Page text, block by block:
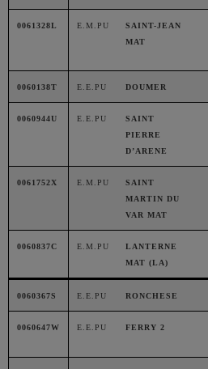
0061328L E.M.PU
SAINT-JEAN
MAT
0060138T E.E.PU DOUMER
0060944U E.E.PU
SAINT
PIERRE
D’ARENE
0061752X E.M.PU
SAINT
MARTIN DU
VAR MAT
0060837C E.M.PU
LANTERNE
MAT (LA)
0060367S E.E.PU RONCHESE
0060647W E.E.PU FERRY 2